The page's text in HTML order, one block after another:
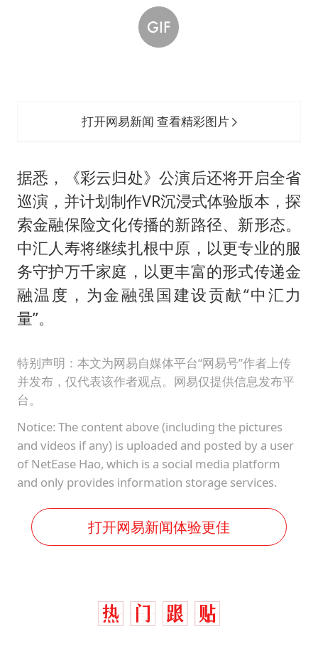
打开网易新闻 查看精彩图片
据悉，《彩云归处》公演后还将开启全省
巡演，并计划制作VR沉浸式体验版本，探
索金融保险文化传播的新路径、新形态。
中汇人寿将继续扎根中原，以更专业的服
务守护万千家庭，以更丰富的形式传递金
融温度，为金融强国建设贡献“中汇力
量”。
特别声明：本文为网易自媒体平台“网易号”作者上传
并发布，仅代表该作者观点。网易仅提供信息发布平
台。
Notice: The content above (including the pictures
and videos if any) is uploaded and posted by a user
of NetEase Hao, which is a social media platform
and only provides information storage services.
打开网易新闻体验更佳